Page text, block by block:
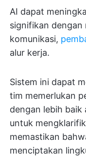
AI dapat
signifikan dengan
komunikasi,
alur kerja.
Sistem ini dapat
tim memerlukan
dengan lebih baik
untuk
memastikan
menciptakan